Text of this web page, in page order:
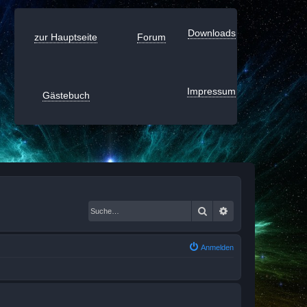
zur Hauptseite Forum Downloads
Gästebuch Impressum
Suche Erweiterte Suche
Anmelden